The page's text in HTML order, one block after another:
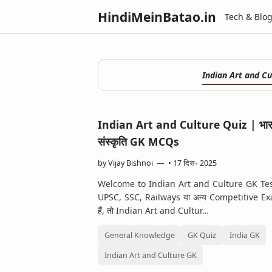
HindiMeinBatao.in Tech &
Indian Art and
Indian Art and Culture Quiz |
संस्कृति GK MCQs
byVijay Bishnoi • 17 दिस॰ 2025
Welcome to Indian Art and Culture GK
UPSC, SSC, Railways या अन्य Competitive
हैं, तो Indian Art and Cultur…
General Knowledge GK Quiz
India GK
Indian Art and Culture GK